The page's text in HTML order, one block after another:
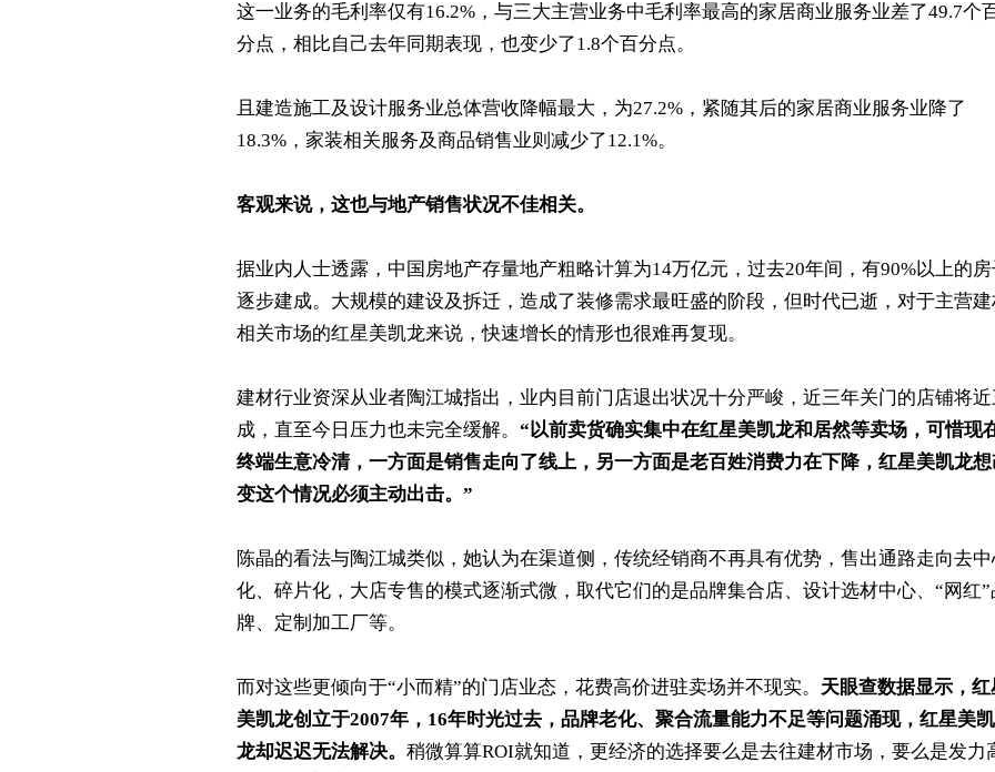
这一业务的毛利率仅有16.2%，与三大主营业务中毛利率最高的家居商业服务业差了49.7个
分点，相比自己去年同期表现，也变少了1.8个百分点。
且建造施工及设计服务业总体营收降幅最大，为27.2%，紧随其后的家居商业服务业降了
18.3%，家装相关服务及商品销售业则减少了12.1%。
客观来说，这也与地产销售状况不佳相关。
据业内人士透露，中国房地产存量地产粗略计算为14万亿元，过去20年间，有90%以上的
逐步建成。大规模的建设及拆迁，造成了装修需求最旺盛的阶段，但时代已逝，对于主营
相关市场的红星美凯龙来说，快速增长的情形也很难再复现。
建材行业资深从业者陶江城指出，业内目前门店退出状况十分严峻，近三年关门的店铺将
成，直至今日压力也未完全缓解。 “以前卖货确实集中在红星美凯龙和居然等卖场，可惜现
终端生意冷清，一方面是销售走向了线上，另一方面是老百姓消费力在下降，红星美凯龙
变这个情况必须主动出击。”
陈晶的看法与陶江城类似，她认为在渠道侧，传统经销商不再具有优势，售出通路走向去
化、碎片化，大店专售的模式逐渐式微，取代它们的是品牌集合店、设计选材中心、“网红”
牌、定制加工厂等。
而对这些更倾向于“小而精”的门店业态，花费高价进驻卖场并不现实。 天眼查数据显示，红
美凯龙创立于2007年，16年时光过去，品牌老化、聚合流量能力不足等问题涌现，红星美凯
龙却迟迟无法解决。 稍微算算ROI就知道，更经济的选择要么是去往建材市场，要么是发力